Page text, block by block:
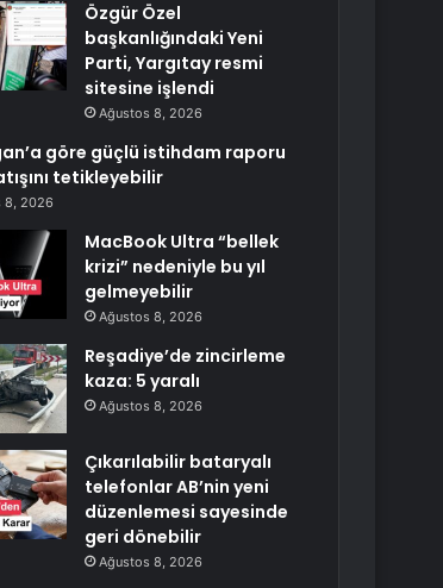
Özgür Özel
başkanlığındaki Yeni
Parti, Yargıtay resmi
sitesine işlendi
Ağustos 8, 2026
göre güçlü istihdam raporu
tetikleyebilir
8, 2026
MacBook Ultra “bellek
krizi” nedeniyle bu yıl
gelmeyebilir
Ağustos 8, 2026
Reşadiye’de zincirleme
kaza: 5 yaralı
Ağustos 8, 2026
Çıkarılabilir bataryalı
telefonlar AB’nin yeni
düzenlemesi sayesinde
geri dönebilir
Ağustos 8, 2026